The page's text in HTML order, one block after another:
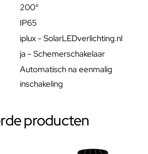
200°
IP65
iplux - SolarLEDverlichting.nl
ja - Schemerschakelaar
Automatisch na eenmalig
inschakeling
producten